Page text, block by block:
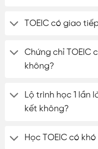
TOEIC có giao
Chứng chỉ TOEIC
không?
Lộ trình học 1 lần
kết không?
Học TOEIC có